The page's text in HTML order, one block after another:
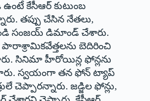
కేసీఆర్‌ ‌కుటుంబ
తప్పు చేసిన నేతలు,
సంజయ్‌ ‌డిమాండ్‌ ‌చేశారు.
బెదిరించి
సినిమా హీరోయిన్ల ఫోన్లను
స్వయంగా తన ఫోన్‌ ‌ట్యాప్‌
చెప్పారన్నారు. జడ్జిల ఫోన్లు,